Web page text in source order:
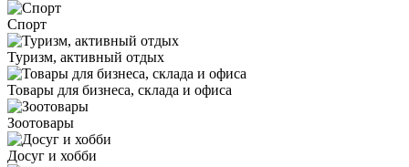
Спорт
Туризм, активный отдых
Товары для бизнеса, склада и офиса
Зоотовары
Досуг и хобби